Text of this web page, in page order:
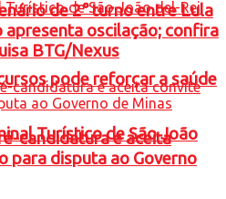
pode reforçar a saúde
Turístico de São João
de 2° turno entre Lula
apresenta oscilação; confira
BTG/Nexus
candidatura e aceita
para disputa ao Governo